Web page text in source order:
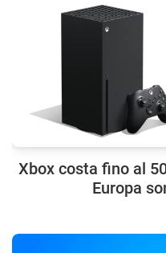
Xbox costa fino al
Europa